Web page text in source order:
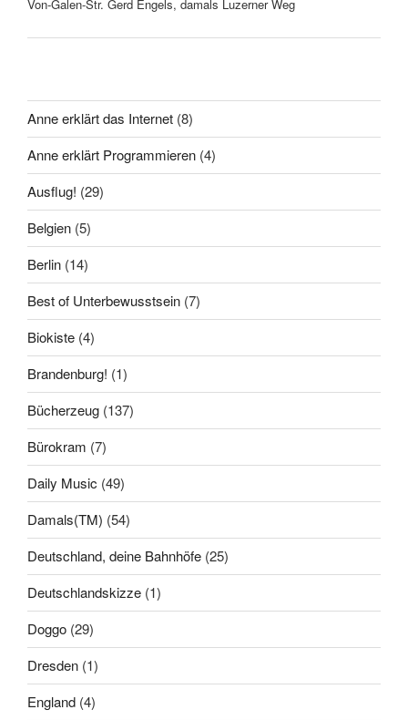
Von-Galen-Str. Gerd Engels, damals Luzerner Weg
Anne erklärt das Internet (8)
Anne erklärt Programmieren (4)
Ausflug! (29)
Belgien (5)
Berlin (14)
Best of Unterbewusstsein (7)
Biokiste (4)
Brandenburg! (1)
Bücherzeug (137)
Bürokram (7)
Daily Music (49)
Damals(TM) (54)
Deutschland, deine Bahnhöfe (25)
Deutschlandskizze (1)
Doggo (29)
Dresden (1)
England (4)